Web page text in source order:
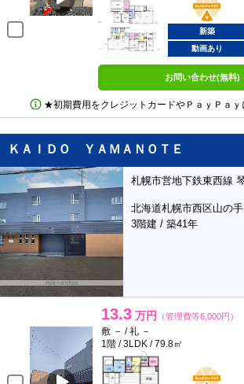
新築
動画あり
お問い合わせ(無料)
★初期費用をクレジットカードやＰａｙＰａ
ＫＡＩＤＯ ＹＡＭＡＮＯＴＥ
札幌市営地下鉄東西線
北海道札幌市西区山の
3階建 / 築41年
13.3 万円 （管理費等6,000円）
敷 － / 礼 －
1階 / 3LDK / 79.8㎡
BunChinPAY